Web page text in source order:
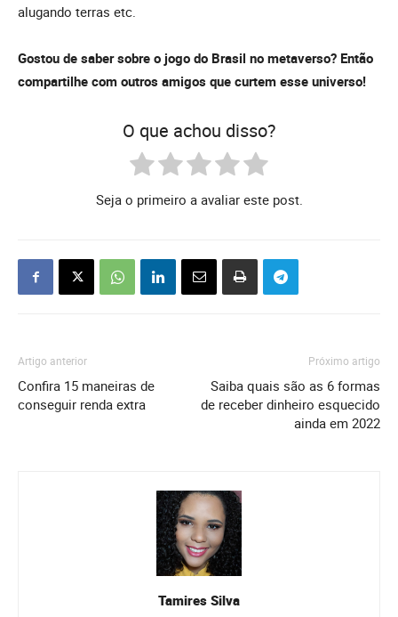
alugando terras etc.
Gostou de saber sobre o jogo do Brasil no metaverso? Então
compartilhe com outros amigos que curtem esse universo!
O que achou disso?
Seja o primeiro a avaliar este post.
Artigo anterior
Confira 15 maneiras de
conseguir renda extra
Próximo artigo
Saiba quais são as 6 formas
de receber dinheiro esquecido
ainda em 2022
Tamires Silva